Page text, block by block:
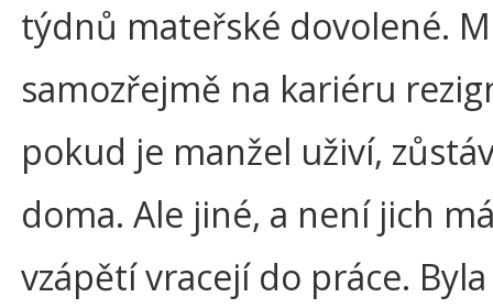
týdnů mateřské dovolené.
samozřejmě na kariéru
pokud je manžel uživí,
doma. Ale jiné, a není jich
vzápětí vracejí do práce.